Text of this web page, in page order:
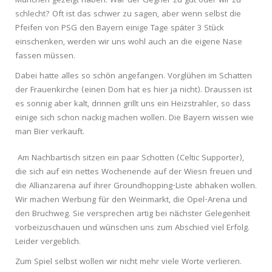
schlecht? Oft ist das schwer zu sagen, aber wenn selbst die
Pfeifen von PSG den Bayern einige Tage später 3 Stück
einschenken, werden wir uns wohl auch an die eigene Nase
fassen müssen.
Dabei hatte alles so schön angefangen. Vorglühen im Schatten
der Frauenkirche (einen Dom hat es hier ja nicht). Draussen ist
es sonnig aber kalt, drinnen grillt uns ein Heizstrahler, so dass
einige sich schon nackig machen wollen. Die Bayern wissen wie
man Bier verkauft.
Am Nachbartisch sitzen ein paar Schotten (Celtic Supporter),
die sich auf ein nettes Wochenende auf der Wiesn freuen und
die Allianzarena auf ihrer Groundhopping-Liste abhaken wollen.
Wir machen Werbung für den Weinmarkt, die Opel-Arena und
den Bruchweg. Sie versprechen artig bei nächster Gelegenheit
vorbeizuschauen und wünschen uns zum Abschied viel Erfolg.
Leider vergeblich.
Zum Spiel selbst wollen wir nicht mehr viele Worte verlieren.